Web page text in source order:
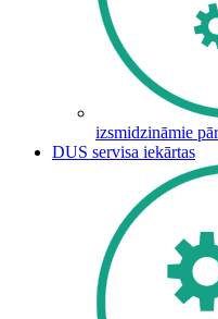
izsmidzināmie
DUS servisa iekārtas